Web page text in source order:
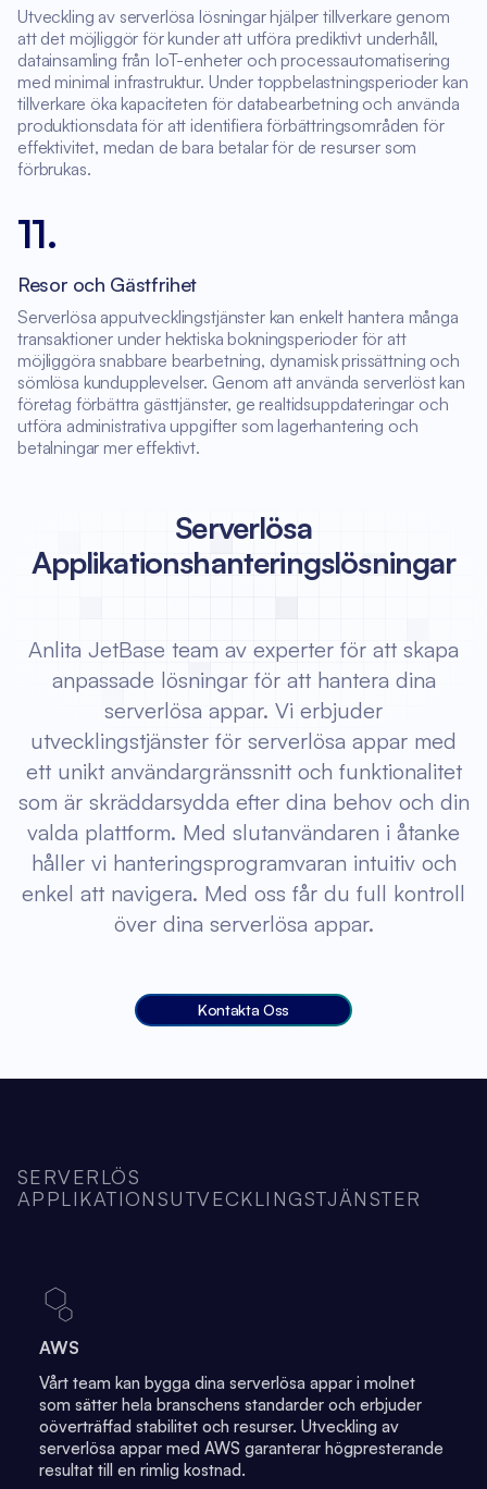
Utveckling av serverlösa lösningar hjälper tillverkare genom
att det möjliggör för kunder att utföra prediktivt underhåll,
datainsamling från IoT-enheter och processautomatisering
med minimal infrastruktur. Under toppbelastningsperioder kan
tillverkare öka kapaciteten för databearbetning och använda
produktionsdata för att identifiera förbättringsområden för
effektivitet, medan de bara betalar för de resurser som
förbrukas.
11.
Resor och Gästfrihet
Serverlösa apputvecklingstjänster kan enkelt hantera många
transaktioner under hektiska bokningsperioder för att
möjliggöra snabbare bearbetning, dynamisk prissättning och
sömlösa kundupplevelser. Genom att använda serverlöst kan
företag förbättra gästtjänster, ge realtidsuppdateringar och
utföra administrativa uppgifter som lagerhantering och
betalningar mer effektivt.
Serverlösa
Applikationshanteringslösningar
Anlita JetBase team av experter för att skapa
anpassade lösningar för att hantera dina
serverlösa appar. Vi erbjuder
utvecklingstjänster för serverlösa appar med
ett unikt användargränssnitt och funktionalitet
som är skräddarsydda efter dina behov och din
valda plattform. Med slutanvändaren i åtanke
håller vi hanteringsprogramvaran intuitiv och
enkel att navigera. Med oss får du full kontroll
över dina serverlösa appar.
Kontakta Oss
SERVERLÖS
APPLIKATIONSUTVECKLINGSTJÄNSTER
AWS
Vårt team kan bygga dina serverlösa appar i molnet
som sätter hela branschens standarder och erbjuder
oöverträffad stabilitet och resurser. Utveckling av
serverlösa appar med AWS garanterar högpresterande
resultat till en rimlig kostnad.